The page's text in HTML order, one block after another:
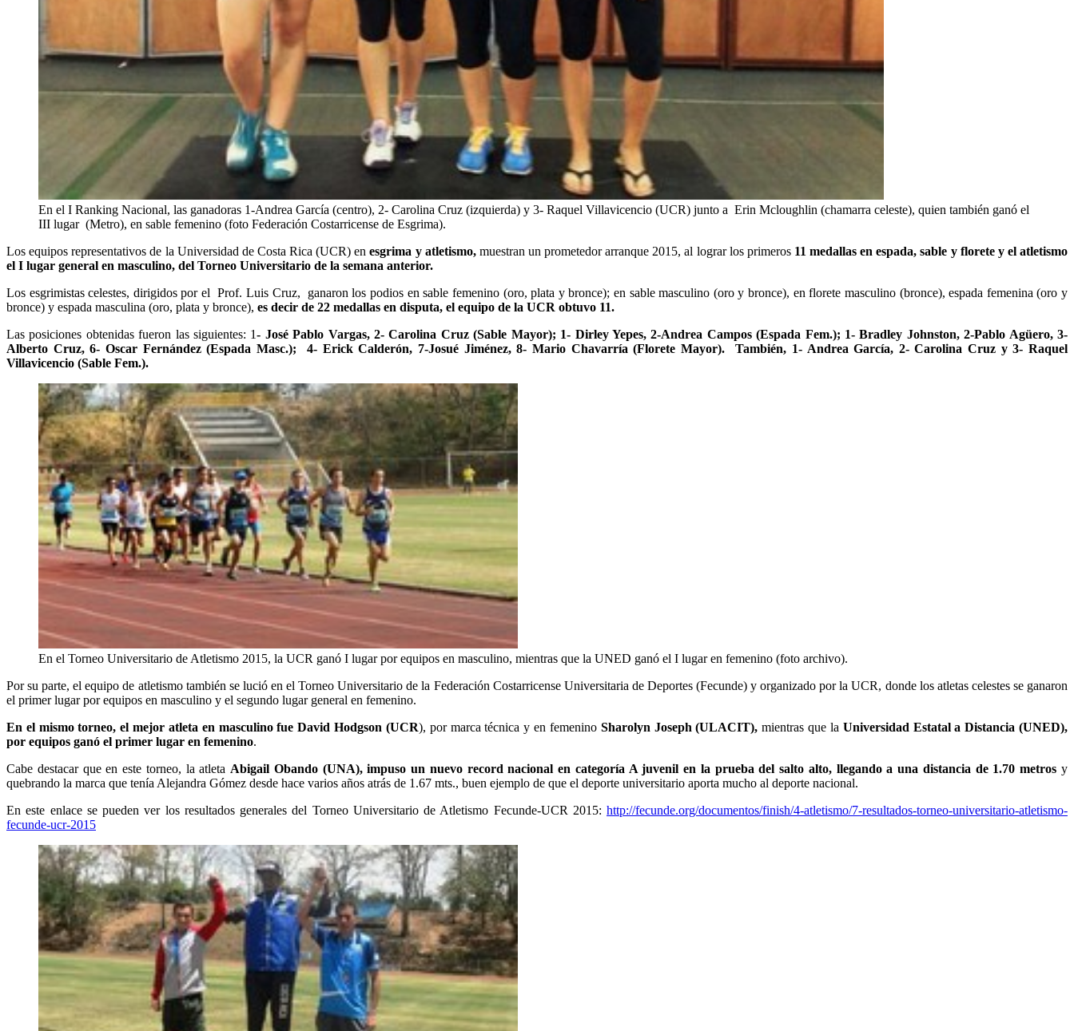
En el I Ranking Nacional, las ganadoras 1-Andrea Garcí­a (centro), 2- Carolina Cruz (izquierda) y 3- Raquel Villavicencio (UCR) junto a Erin Mcloughlin (chamarra celeste), quien también ganó el
III lugar (Metro), en sable femenino (foto Federación Costarricense de Esgrima).
Los equipos representativos de la Universidad de Costa Rica (UCR) enesgrima y atletismo,muestran un prometedor arranque 2015, al lograr los primeros 11 medallas en espada, sable y florete y el atletismo
el I lugar general en masculino, del Torneo Universitario de la semana anterior.
Los esgrimistas celestes, dirigidos por el Prof. Luis Cruz, ganaron los podios en sable femenino (oro, plata y bronce); en sable masculino (oro y bronce), en florete masculino (bronce), espada femenina (oro y
bronce) y espada masculina (oro, plata y bronce), es decir de 22 medallas en disputa, el equipo de la UCR obtuvo 11.
Las posiciones obtenidas fueron las siguientes: 1- José Pablo Vargas, 2- Carolina Cruz (Sable Mayor); 1- Dirley Yepes, 2-Andrea Campos (Espada Fem.); 1- Bradley Johnston, 2-Pablo Agüero, 3-
Alberto Cruz, 6- Oscar Fernández (Espada Masc.); 4- Erick Calderón, 7-Josué Jiménez, 8- Mario Chavarría (Florete Mayor). También, 1- Andrea García, 2- Carolina Cruz y 3- Raquel
Villavicencio (Sable Fem.).
En el Torneo Universitario de Atletismo 2015, la UCR ganó I lugar por equipos en masculino, mientras que la UNED ganó el I lugar en femenino (foto archivo).
Por su parte, el equipo de atletismo también se lució en el Torneo Universitario de la Federación Costarricense Universitaria de Deportes (Fecunde) y organizado por la UCR, donde los atletas celestes se ganaron
el primer lugar por equipos en masculino y el segundo lugar general en femenino.
En el mismo torneo, el mejor atleta en masculino fue David Hodgson (UCR), por marca técnica y en femenino Sharolyn Joseph (ULACIT), mientras que la Universidad Estatal a Distancia (UNED),
por equipos ganó el primer lugar en femenino.
Cabe destacar que en este torneo, la atleta Abigail Obando (UNA), impuso un nuevo record nacional en categoría A juvenil en la prueba del salto alto, llegando a una distancia de 1.70 metros y
quebrando la marca que tenía Alejandra Gómez desde hace varios años atrás de 1.67 mts., buen ejemplo de que el deporte universitario aporta mucho al deporte nacional.
En este enlace se pueden ver los resultados generales del Torneo Universitario de Atletismo Fecunde-UCR 2015: http://fecunde.org/documentos/finish/4-atletismo/7-resultados-torneo-universitario-atletismo-
fecunde-ucr-2015